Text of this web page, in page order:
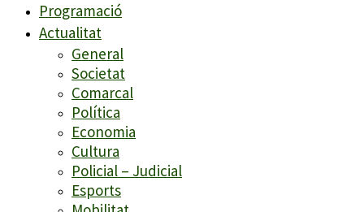
Programació
Actualitat
General
Societat
Comarcal
Política
Economia
Cultura
Policial – Judicial
Esports